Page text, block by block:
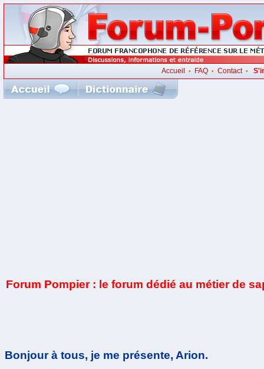
Accueil • FAQ• Contact•
Forum Pompier : le forum dédié au métier de
Bonjour à tous, je me présente, Arion.